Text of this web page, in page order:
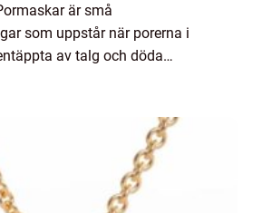
är små
som uppstår när porerna i
av talg och döda